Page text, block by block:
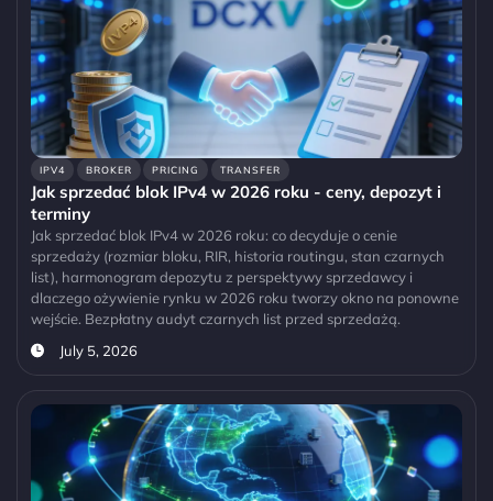
IPV4 BROKER PRICING TRANSFER
Jak sprzedać blok IPv4 w 2026 roku - ceny, depozyt i
terminy
Jak sprzedać blok IPv4 w 2026 roku: co decyduje o cenie
sprzedaży (rozmiar bloku, RIR, historia routingu, stan czarnych
list), harmonogram depozytu z perspektywy sprzedawcy i
dlaczego ożywienie rynku w 2026 roku tworzy okno na ponowne
wejście. Bezpłatny audyt czarnych list przed sprzedażą.
July 5, 2026